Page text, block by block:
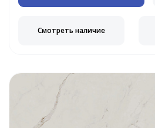
Смотреть наличие